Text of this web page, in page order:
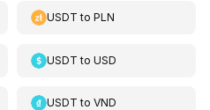
USDT toPLN
USDT toUSD
USDT toVND